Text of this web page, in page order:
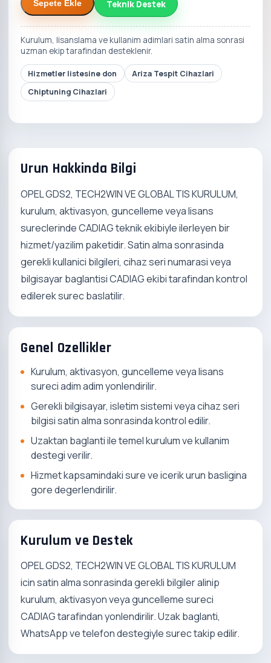
Sepete Ekle Teknik Destek
Kurulum, lisanslama ve kullanim adimlari satin alma sonrasi
uzman ekip tarafindan desteklenir.
Hizmetler listesine don
Ariza Tespit Cihazlari
Chiptuning Cihazlari
Urun Hakkinda Bilgi
OPEL GDS2, TECH2WIN VE GLOBAL TIS KURULUM,
kurulum, aktivasyon, guncelleme veya lisans
sureclerinde CADIAG teknik ekibiyle ilerleyen bir
hizmet/yazilim paketidir. Satin alma sonrasinda
gerekli kullanici bilgileri, cihaz seri numarasi veya
bilgisayar baglantisi CADIAG ekibi tarafindan kontrol
edilerek surec baslatilir.
Genel Ozellikler
Kurulum, aktivasyon, guncelleme veya lisans
sureci adim adim yonlendirilir.
Gerekli bilgisayar, isletim sistemi veya cihaz seri
bilgisi satin alma sonrasinda kontrol edilir.
Uzaktan baglanti ile temel kurulum ve kullanim
destegi verilir.
Hizmet kapsamindaki sure ve icerik urun basligina
gore degerlendirilir.
Kurulum ve Destek
OPEL GDS2, TECH2WIN VE GLOBAL TIS KURULUM
icin satin alma sonrasinda gerekli bilgiler alinip
kurulum, aktivasyon veya guncelleme sureci
CADIAG tarafindan yonlendirilir. Uzak baglanti,
WhatsApp ve telefon destegiyle surec takip edilir.